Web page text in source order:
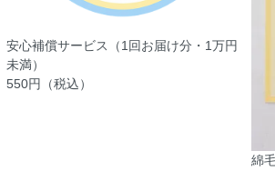
安心補償サービス（1回お届け分・1万円
未満）
550円（税込）
綿